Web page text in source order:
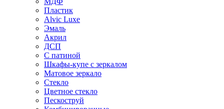
Пластик
Alvic Luxe
Эмаль
Акрил
ДСП
С патиной
Шкафы-купе с зеркалом
Матовое зеркало
Стекло
Цветное стекло
Пескоструй